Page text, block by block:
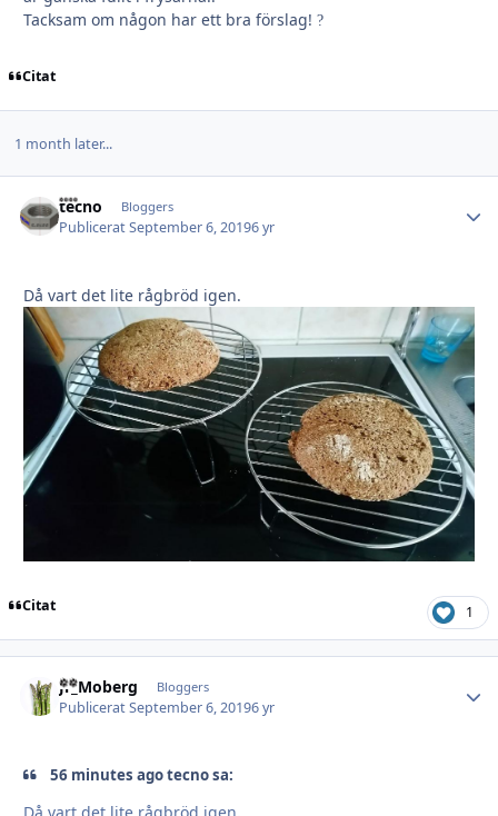
Tacksam om någon har ett bra förslag! ?
Citat
1 month later...
tecno Bloggers
PubliceratSeptember 6, 20196 yr
Då vart det lite rågbröd igen.
Citat 1
Jr_Moberg Bloggers
PubliceratSeptember 6, 20196 yr
56 minutes ago tecno sa: